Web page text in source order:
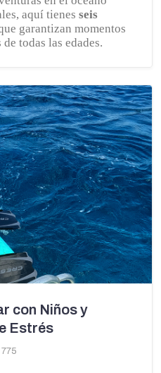
aquí tienes seis
garantizan momentos
todas las edades.
con Niños y
Estrés